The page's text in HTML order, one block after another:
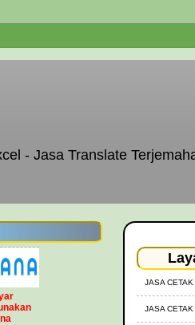
- Jasa Translate
JASA
JASA